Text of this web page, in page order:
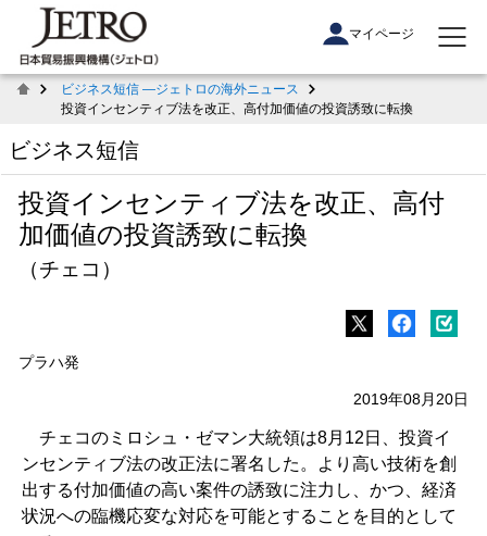
マイページ
ビジネス短信 ―ジェトロの海外ニュース
投資インセンティブ法を改正、高付加価値の投資誘致に転換
ビジネス短信
投資インセンティブ法を改正、高付
加価値の投資誘致に転換
（チェコ）
プラハ発
2019年08月20日
チェコのミロシュ・ゼマン大統領は8月12日、投資イ
ンセンティブ法の改正法に署名した。より高い技術を創
出する付加価値の高い案件の誘致に注力し、かつ、経済
状況への臨機応変な対応を可能とすることを目的として